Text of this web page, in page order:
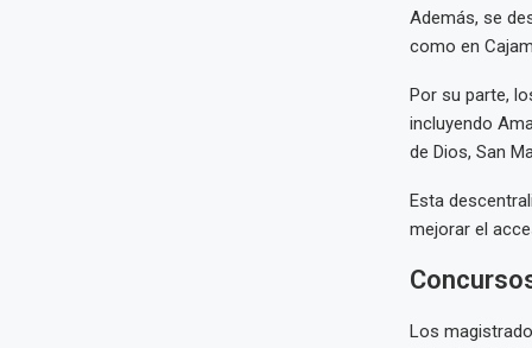
Además, se
como en
Por su parte,
incluyendo
de Dios, San
Esta
mejorar el
Los